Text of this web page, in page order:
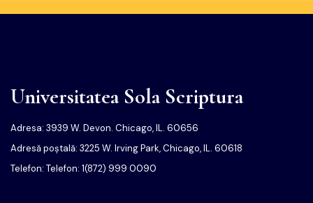
Universitatea Sola Scriptura
Adresa: 3939 W. Devon. Chicago, IL. 60656
Adresă poștală: 3225 W. Irving Park, Chicago, IL. 60618
Telefon: Telefon: 1(872) 999 0090